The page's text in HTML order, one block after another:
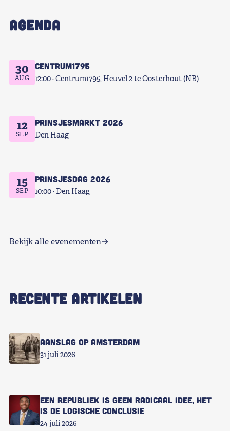
AGENDA
30
AUG
Centrum1795
12:00 Centrum1795, Heuvel 2 te Oosterhout (NB)
12
SEP
Prinsjesmarkt 2026
Den Haag
15
SEP
Prinsjesdag 2026
10:00 Den Haag
Bekijk alle evenementen
RECENTE ARTIKELEN
Aanslag op Amsterdam
31 juli 2026
Een republiek is geen radicaal idee, het
is de logische conclusie
24 juli 2026